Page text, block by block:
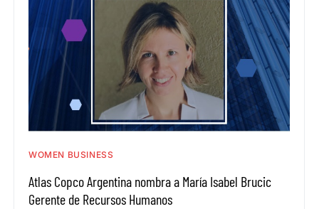
WOMEN BUSINESS
Atlas Copco Argentina nombra a María Isabel Brucic
Gerente de Recursos Humanos